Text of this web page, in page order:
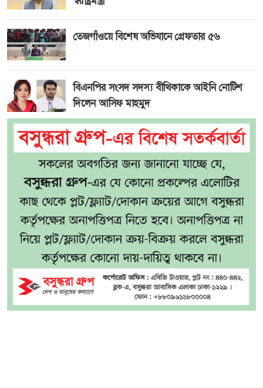
তেজগাঁওয়ে বিশেষ অভিযানে গ্রেফতার ৫৬
বিএনপির সংসদ সদস্য বীথিকাকে আইনি নোটিশ
দিলেন আসিফ মাহমুদ